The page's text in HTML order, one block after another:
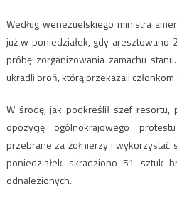
Według wenezuelskiego ministra
już w poniedziałek, gdy
próbę zorganizowania zamachu
ukradli broń, którą przekazali członkom
W środę, jak podkreślił szef resortu,
opozycję ogólnokrajowego
przebrane za żołnierzy i wykorzystać
poniedziałek skradziono 51 sztuk
odnalezionych.